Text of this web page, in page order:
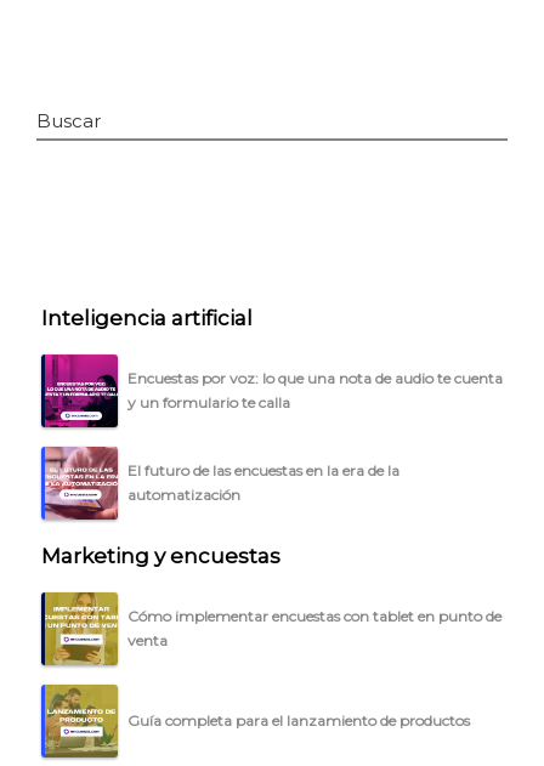
PLANTILLAS
PRECIOS
BLOG
ACCEDER →
Buscar
Inteligencia artificial
Encuestas por voz: lo que una nota de audio te cuenta
y un formulario te calla
El futuro de las encuestas en la era de la
automatización
Marketing y encuestas
Cómo implementar encuestas con tablet en punto de
venta
Guía completa para el lanzamiento de productos